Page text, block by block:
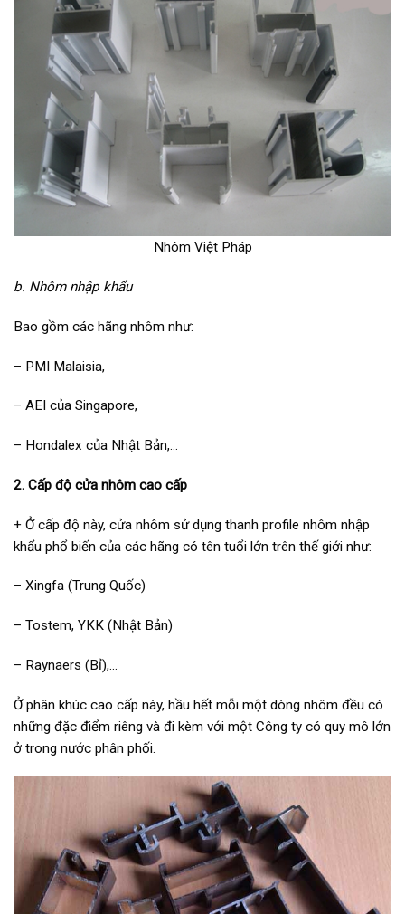
Nhôm Việt Pháp
b. Nhôm nhập khẩu
Bao gồm các hãng nhôm như:
– PMI Malaisia,
– AEI của Singapore,
– Hondalex của Nhật Bản,…
2. Cấp độ cửa nhôm cao cấp
+ Ở cấp độ này, cửa nhôm sử dụng thanh profile nhôm nhập
khẩu phổ biến của các hãng có tên tuổi lớn trên thế giới như:
– Xingfa (Trung Quốc)
– Tostem, YKK (Nhật Bản)
– Raynaers (Bỉ),…
Ở phân khúc cao cấp này, hầu hết mỗi một dòng nhôm đều có
những đặc điểm riêng và đi kèm với một Công ty có quy mô lớn
ở trong nước phân phối.